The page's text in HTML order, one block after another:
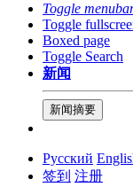
Toggle
Toggle
Boxed page
Toggle Search
新闻
新闻摘要
Русский
签到 注册